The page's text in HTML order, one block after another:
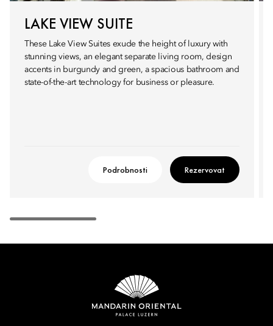
LAKE VIEW SUITE
These Lake View Suites exude the height of luxury with
stunning views, an elegant separate living room, design
accents in burgundy and green, a spacious bathroom and
state-of-the-art technology for business or pleasure.
Podrobnosti Rezervovat